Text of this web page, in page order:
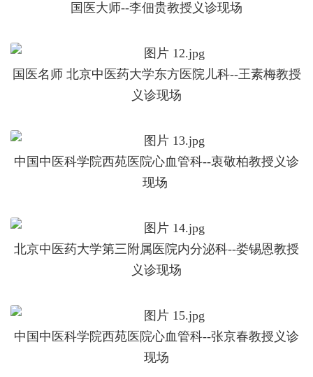
国医大师--李佃贵教授义诊现场
国医名师 北京中医药大学东方医院儿科--王素梅教授
义诊现场
中国中医科学院西苑医院心血管科--衷敬柏教授义诊
现场
北京中医药大学第三附属医院内分泌科--娄锡恩教授
义诊现场
中国中医科学院西苑医院心血管科--张京春教授义诊
现场